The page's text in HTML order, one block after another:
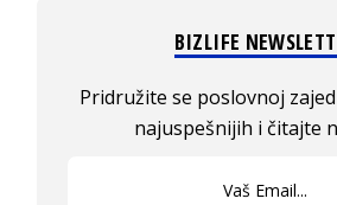
BIZLIFE
Pridružite se poslovnoj
najuspešnijih i čitajte